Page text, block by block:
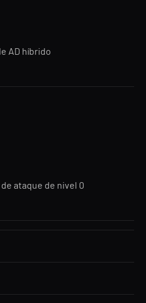
AD híbrido
ataque de nivel 0